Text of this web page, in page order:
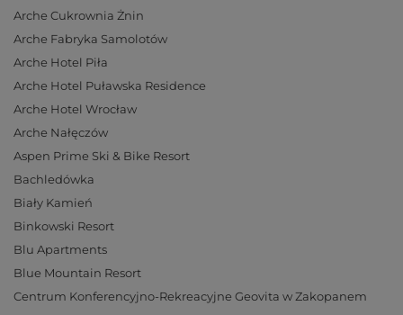
Arche Cukrownia Żnin
Arche Fabryka Samolotów
Arche Hotel Piła
Arche Hotel Puławska Residence
Arche Hotel Wrocław
Arche Nałęczów
Aspen Prime Ski & Bike Resort
Bachledówka
Biały Kamień
Binkowski Resort
Blu Apartments
Blue Mountain Resort
Centrum Konferencyjno-Rekreacyjne Geovita w Zakopanem